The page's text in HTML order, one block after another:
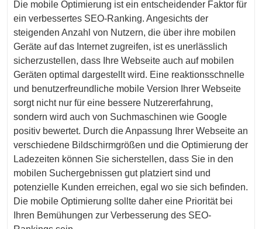
Die mobile Optimierung ist ein entscheidender Faktor für
ein verbessertes SEO-Ranking. Angesichts der
steigenden Anzahl von Nutzern, die über ihre mobilen
Geräte auf das Internet zugreifen, ist es unerlässlich
sicherzustellen, dass Ihre Webseite auch auf mobilen
Geräten optimal dargestellt wird. Eine reaktionsschnelle
und benutzerfreundliche mobile Version Ihrer Webseite
sorgt nicht nur für eine bessere Nutzererfahrung,
sondern wird auch von Suchmaschinen wie Google
positiv bewertet. Durch die Anpassung Ihrer Webseite an
verschiedene Bildschirmgrößen und die Optimierung der
Ladezeiten können Sie sicherstellen, dass Sie in den
mobilen Suchergebnissen gut platziert sind und
potenzielle Kunden erreichen, egal wo sie sich befinden.
Die mobile Optimierung sollte daher eine Priorität bei
Ihren Bemühungen zur Verbesserung des SEO-